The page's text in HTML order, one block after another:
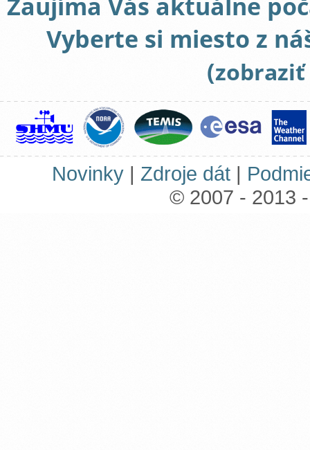
Vyberte si miesto z
(
Novinky| Zdroje dát|
© 2007 - 2013